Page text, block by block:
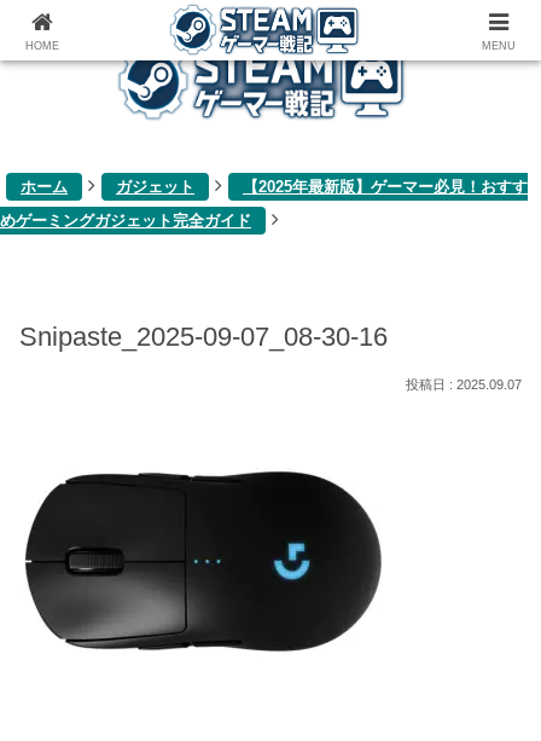
ゲーム関連雑記ブログ
ホーム ガジェット
【2025年最新版】ゲーマー必見！おすす
めゲーミングガジェット完全ガイド
Snipaste_2025-09-07_08-30-16
2025.09.07
HOME MENU